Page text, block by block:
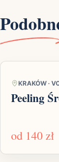
KRAKÓW ·
Peeling
od 140 zł